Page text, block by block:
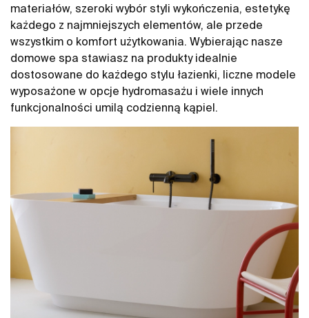
materiałów, szeroki wybór styli wykończenia, estetykę
każdego z najmniejszych elementów, ale przede
wszystkim o komfort użytkowania. Wybierając nasze
domowe spa stawiasz na produkty idealnie
dostosowane do każdego stylu łazienki, liczne modele
wyposażone w opcje hydromasażu i wiele innych
funkcjonalności umilą codzienną kąpiel.